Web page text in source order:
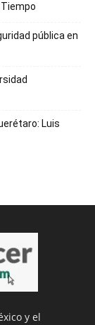
pública en
Luis
y el